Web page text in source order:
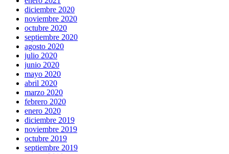
diciembre 2020
noviembre 2020
octubre 2020
septiembre 2020
agosto 2020
julio 2020
junio 2020
mayo 2020
abril 2020
marzo 2020
febrero 2020
enero 2020
diciembre 2019
noviembre 2019
octubre 2019
septiembre 2019